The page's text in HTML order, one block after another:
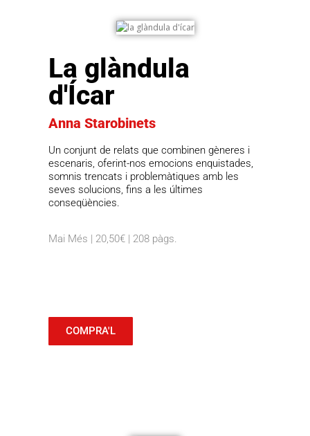
La glàndula
d'Ícar
Anna Starobinets
Un conjunt de relats que combinen gèneres i
escenaris, oferint-nos emocions enquistades,
somnis trencats i problemàtiques amb les
seves solucions, fins a les últimes
conseqüències.
Mai Més | 20,50€ | 208 pàgs.
COMPRA'L